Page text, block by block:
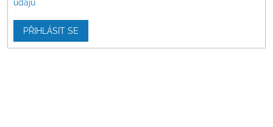
údajů
PŘIHLÁSIT SE